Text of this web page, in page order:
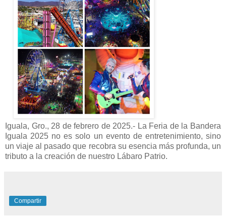
Iguala, Gro., 28 de febrero de 2025.- La Feria de la Bandera
Iguala 2025 no es solo un evento de entretenimiento, sino
un viaje al pasado que recobra su esencia más profunda, un
tributo a la creación de nuestro Lábaro Patrio.
Compartir